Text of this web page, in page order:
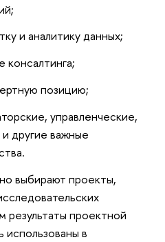
и аналитику данных;
консалтинга;
позицию;
управленческие,
другие важные
выбирают проекты,
результаты проектной
использованы в